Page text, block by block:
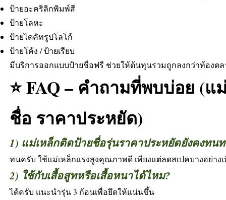
ป้ายอะคริลิกพิมพ์สี
ป้ายโลหะ
ป้ายไดคัทรูปโลโก้
ป้ายโค้ง / ป้ายเรียบ
มีบริการออกแบบป้ายชื่อฟรี ช่วยให้ต้นทุนรวมถูกลงกว่าท้องต
⭐ FAQ – คำถามที่พบบ่อย (
ชื่อ ราคาประหยัด)
1) แม่เหล็กติดป้ายชื่อรุ่นราคาประหยัดยังคงทน
ทนครับ ใช้แม่เหล็กแรงสูงคุณภาพดี เพียงแต่ลดสเปคบางอย่าง
2) ใช้กับเสื้อสูทหรือเสื้อหนาได้ไหม?
ได้ครับ แนะนำรุ่น 3 ก้อนเพื่อยึดให้แน่นขึ้น